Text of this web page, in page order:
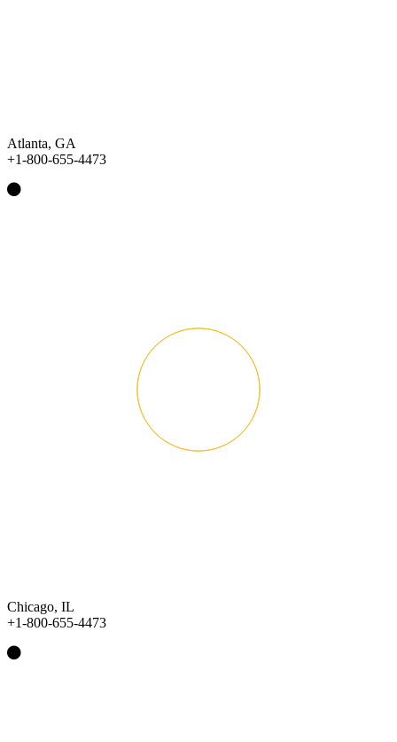
Atlanta, GA
+1-800-655-4473
Chicago, IL
+1-800-655-4473